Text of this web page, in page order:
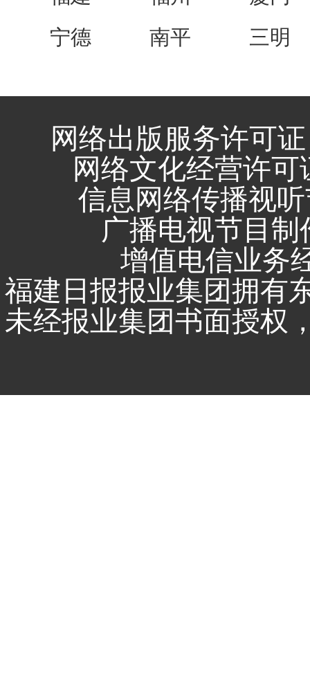
宁德
南平 三明
网络出版服务许可
网络文化经营许可
信息网络传播视
广播电视节目
增值电信业务
福建日报报业集团拥有
未经报业集团书面授权